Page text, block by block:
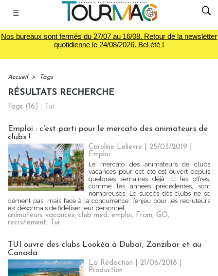
☰
Nos bureaux sont fermés du 27/07 au 16/08. Retour de la newsletter
quotidienne le 24/08/2026. Bel été !
Accueil > Tags
RÉSULTATS RECHERCHE
Tags (16) : Tui
Emploi : c'est parti pour le mercato des animateurs de
clubs !
Caroline Lelievre | 25/03/2019
Emploi
Le mercato des animateurs de clubs
vacances pour cet été est ouvert depuis
quelques semaines déjà. Et les offres,
comme les années précédentes, sont
nombreuses. Le succès des clubs ne se
dément pas, mais face à la concurrence, l’enjeu pour les recruteurs
est désormais de fidéliser leur personnel....
animateurs vacances, club med, emploi, Fram, GO,
recrutement, Tui
TUI ouvre des clubs Lookéa à Dubaï, Zanzibar et au
Canada
La Rédaction | 21/06/2018
Production